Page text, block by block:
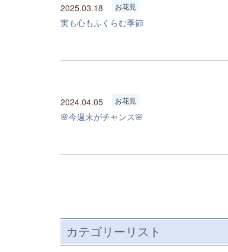
2025.03.18 お花見
実も心もふくらむ季節
2024.04.05 お花見
🌸今週末がチャンス🌸
カテゴリーリスト